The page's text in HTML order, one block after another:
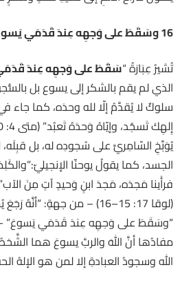
16وسَقَطَ على وَجهِه عِندَ قَدَمَي
تُشيرُ عِبَارَةُ “سَقَطَ على وَجهِه عِندَ
الذي لم يقم بالشكر إلى يسوع بل
سلوكٌ لا يُقدَّمُ إلّا لله وحدَه، كما جاء
يُوَبِّخِ السّامِريَّ على سُجودِه له، بل قبِلَه،
الجسد، كما يقولُ يوحنّا
(لوقا 17: 15–16) – من جهةٍ:
“وسَقَطَ على وَجهِه عِندَ قَدَمَي يَسوعَ” –
مفادُها أنَّ اللهَ والربَّ يسوعَ هما
الله وسجودُ العبادةِ إلا لمن هو الإلهُ